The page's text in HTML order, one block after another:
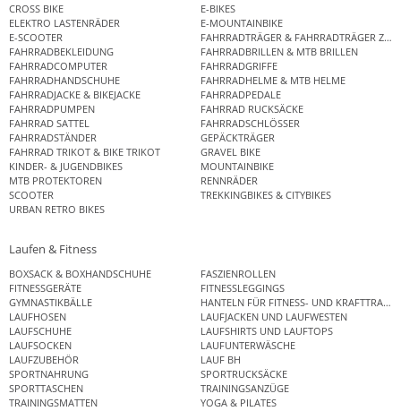
CROSS BIKE
E-BIKES
ELEKTRO LASTENRÄDER
E-MOUNTAINBIKE
E-SCOOTER
FAHRRADTRÄGER & FAHRRADTRÄGER
FAHRRADBEKLEIDUNG
FAHRRADBRILLEN & MTB BRILLEN
FAHRRADCOMPUTER
FAHRRADGRIFFE
FAHRRADHANDSCHUHE
FAHRRADHELME & MTB HELME
FAHRRADJACKE & BIKEJACKE
FAHRRADPEDALE
FAHRRADPUMPEN
FAHRRAD RUCKSÄCKE
FAHRRAD SATTEL
FAHRRADSCHLÖSSER
FAHRRADSTÄNDER
GEPÄCKTRÄGER
FAHRRAD TRIKOT & BIKE TRIKOT
GRAVEL BIKE
KINDER- & JUGENDBIKES
MOUNTAINBIKE
MTB PROTEKTOREN
RENNRÄDER
SCOOTER
TREKKINGBIKES & CITYBIKES
URBAN RETRO BIKES
Laufen & Fitness
BOXSACK & BOXHANDSCHUHE
FASZIENROLLEN
FITNESSGERÄTE
FITNESSLEGGINGS
GYMNASTIKBÄLLE
HANTELN FÜR FITNESS- UND
LAUFHOSEN
LAUFJACKEN UND LAUFWESTEN
LAUFSCHUHE
LAUFSHIRTS UND LAUFTOPS
LAUFSOCKEN
LAUFUNTERWÄSCHE
LAUFZUBEHÖR
LAUF BH
SPORTNAHRUNG
SPORTRUCKSÄCKE
SPORTTASCHEN
TRAININGSANZÜGE
TRAININGSMATTEN
YOGA & PILATES